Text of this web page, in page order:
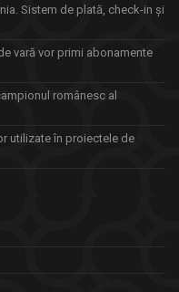
Sistem de plată, check-in și
vară vor primi abonamente
românesc al
utilizate în proiectele de